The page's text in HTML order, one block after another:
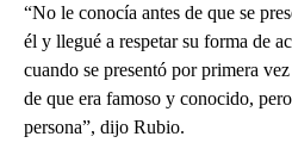
“No le conocía antes de que se
él y llegué a respetar su forma de
cuando se presentó por primera
de que era famoso y conocido,
persona”, dijo Rubio.